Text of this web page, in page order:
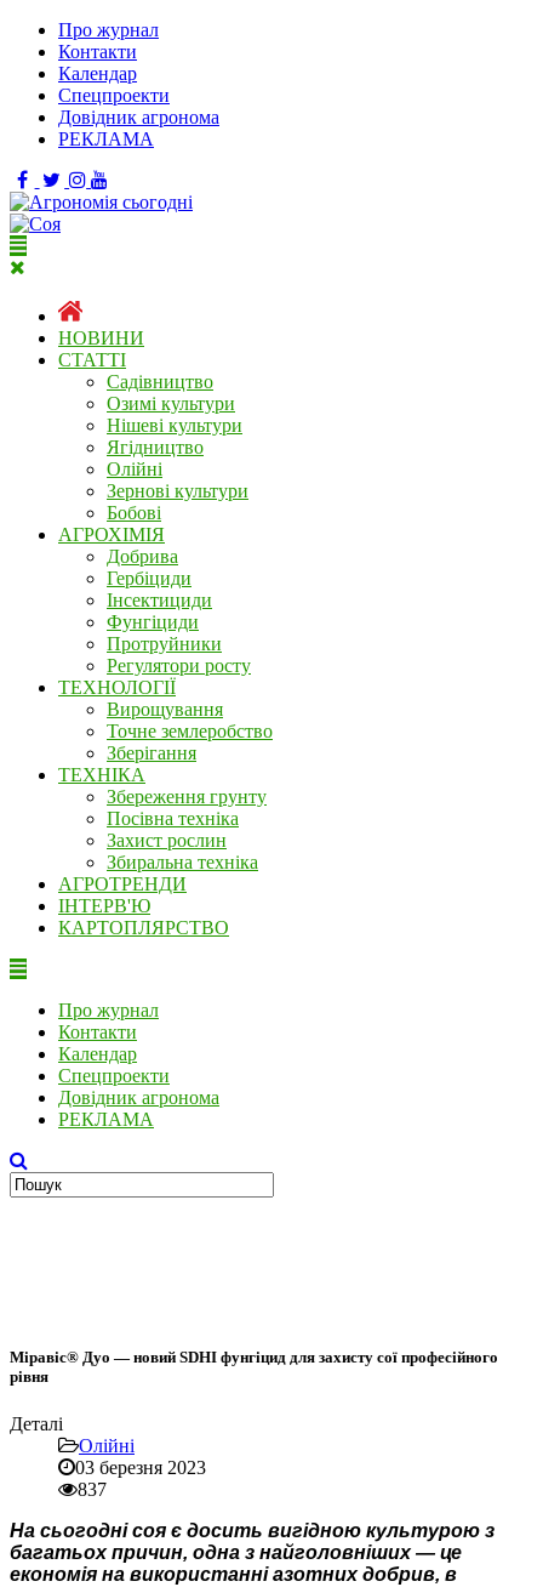
Про журнал
Контакти
Календар
Спецпроекти
Довідник агронома
РЕКЛАМА
НОВИНИ
СТАТТІ
Садівництво
Озимі культури
Нішеві культури
Ягідництво
Олійні
Зернові культури
Бобові
АГРОХІМІЯ
Добрива
Гербіциди
Інсектициди
Фунгіциди
Протруйники
Регулятори росту
ТЕХНОЛОГІЇ
Вирощування
Точне землеробство
Зберігання
ТЕХНІКА
Збереження грунту
Посівна техніка
Захист рослин
Збиральна техніка
АГРОТРЕНДИ
ІНТЕРВ'Ю
КАРТОПЛЯРСТВО
Про журнал
Контакти
Календар
Спецпроекти
Довідник агронома
РЕКЛАМА
Міравіс® Дуо — новий SDHI фунгіцид для захисту сої професійного
рівня
Деталі
Олійні
03 березня 2023
837
На сьогодні соя є досить вигідною культурою з
багатьох причин, одна з найголовніших — це
економія на використанні азотних добрив, в